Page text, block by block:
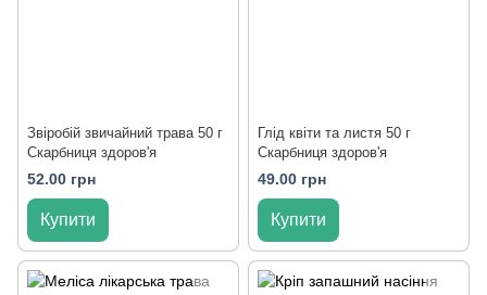
Звіробій звичайний трава 50 г
Скарбниця здоров'я
52.00 грн
Купити
Глід квіти та листя 50 г
Скарбниця здоров'я
49.00 грн
Купити